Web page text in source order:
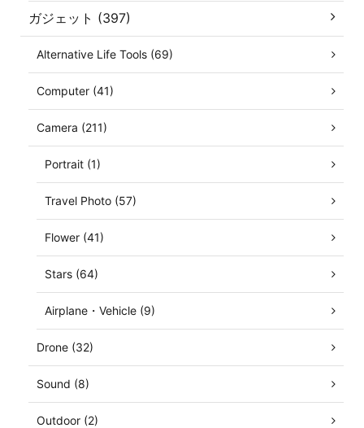
ガジェット (397)
Alternative Life Tools (69)
Computer (41)
Camera (211)
Portrait (1)
Travel Photo (57)
Flower (41)
Stars (64)
Airplane・Vehicle (9)
Drone (32)
Sound (8)
Outdoor (2)